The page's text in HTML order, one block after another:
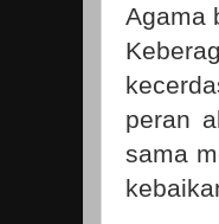
Agama
peran
sama